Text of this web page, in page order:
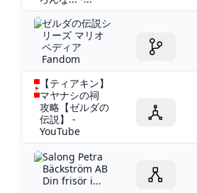
ゼルダの伝説シ
リーズ マリオ
ペディア
Fandom
【ティアキン】
マヤナシの祠
攻略【ゼルダの
伝説】 -
YouTube
Salong Petra
Bäckström AB
Din frisör i...